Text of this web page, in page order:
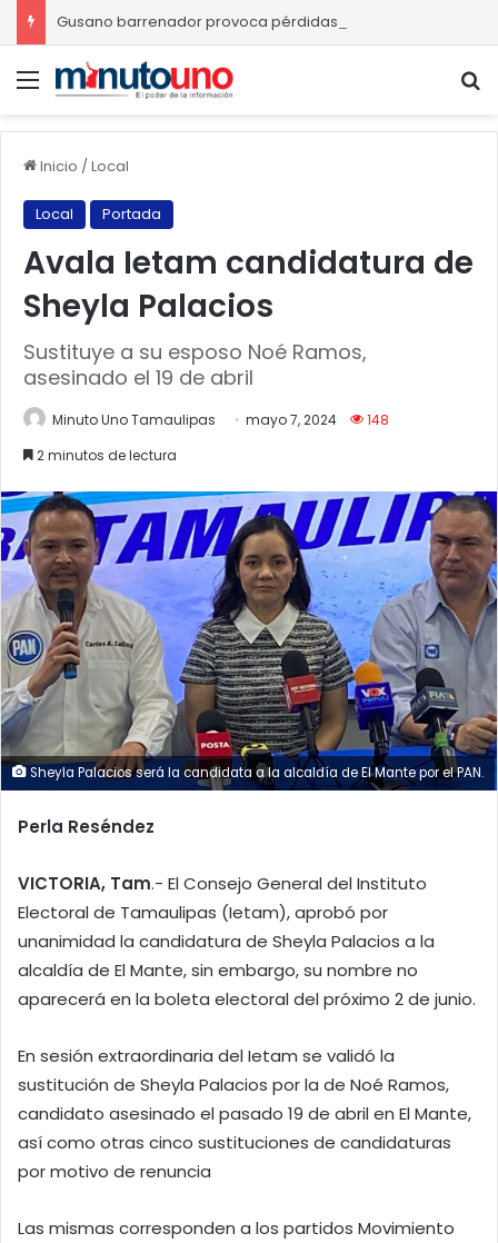
Menú
Inicio /Local
Local Portada
Avala Ietam candidatura de
Sheyla Palacios
Sustituye a su esposo Noé Ramos,
asesinado el 19 de abril
Minuto Uno Tamaulipas mayo 7, 2024
148
2 minutos de lectura
Sheyla Palacios será la candidata a la alcaldía de El Mante por el PAN.
Perla Reséndez
VICTORIA, Tam.- El Consejo General del Instituto
Electoral de Tamaulipas (Ietam), aprobó por
unanimidad la candidatura de Sheyla Palacios a la
alcaldía de El Mante, sin embargo, su nombre no
aparecerá en la boleta electoral del próximo 2 de junio.
En sesión extraordinaria del Ietam se validó la
sustitución de Sheyla Palacios por la de Noé Ramos,
candidato asesinado el pasado 19 de abril en El Mante,
así como otras cinco sustituciones de candidaturas
por motivo de renuncia
Las mismas corresponden a los partidos Movimiento